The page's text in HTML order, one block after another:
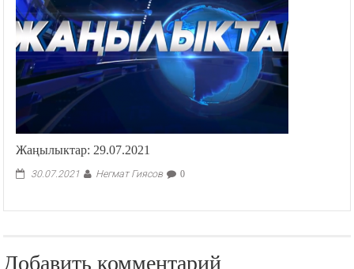
Жаңылыктар: 29.07.2021
30.07.2021 Негмат Гиясов 0
Добавить комментарий